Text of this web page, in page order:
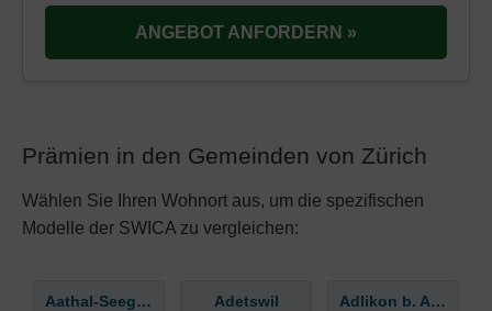
ANGEBOT ANFORDERN »
Prämien in den Gemeinden von Zürich
Wählen Sie Ihren Wohnort aus, um die spezifischen
Modelle der SWICA zu vergleichen:
Aathal-Seegräben Adetswil Adlikon b. Andelfingen